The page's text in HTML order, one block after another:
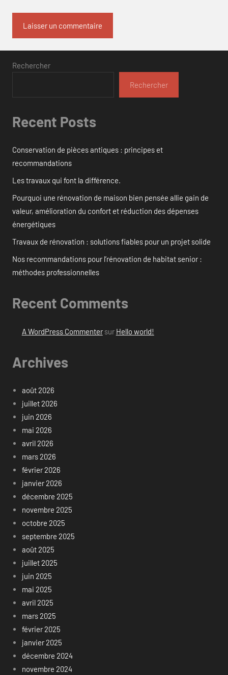
Rechercher
Rechercher
Recent Posts
Conservation de pièces antiques : principes et
recommandations
Les travaux qui font la différence.
Pourquoi une rénovation de maison bien pensée allie gain de
valeur, amélioration du confort et réduction des dépenses
énergétiques
Travaux de rénovation : solutions fiables pour un projet solide
Nos recommandations pour l’rénovation de habitat senior :
méthodes professionnelles
Recent Comments
A WordPress Commentersur Hello world!
Archives
août 2026
juillet 2026
juin 2026
mai 2026
avril 2026
mars 2026
février 2026
janvier 2026
décembre 2025
novembre 2025
octobre 2025
septembre 2025
août 2025
juillet 2025
juin 2025
mai 2025
avril 2025
mars 2025
février 2025
janvier 2025
décembre 2024
novembre 2024